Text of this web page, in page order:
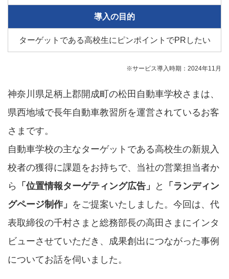
導入の目的
ターゲットである高校生にピンポイントでPRしたい
※サービス導入時期：2024年11月
神奈川県足柄上郡開成町の松田自動車学校さまは、
県西地域で長年自動車教習所を運営されているお客
さまです。
自動車学校の主なターゲットである高校生の新規入
校者の獲得に課題をお持ちで、当社の営業担当者か
ら
「位置情報ターゲティング広告」 と
「ランディン
グページ制作」 をご提案いたしました。今回は、代
表取締役の千村さまと総務部長の高田さまにインタ
ビューさせていただき、成果創出につながった事例
についてお話を伺いました。